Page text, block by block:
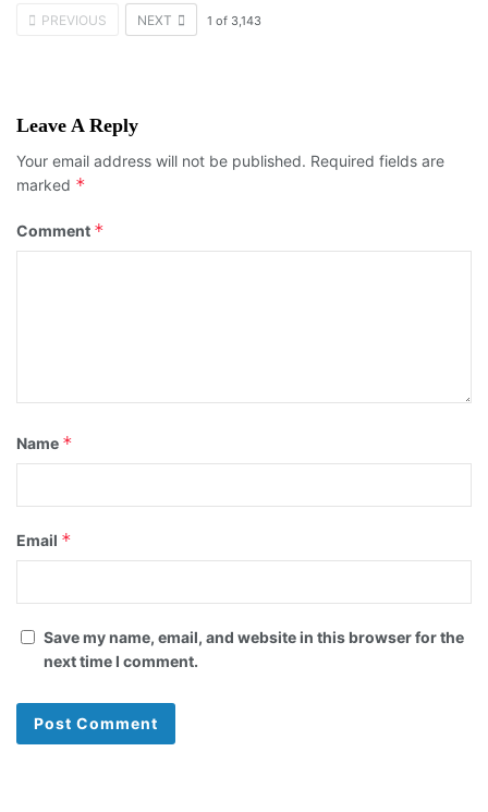
PREVIOUS NEXT 1 of 3,143
Leave A Reply
Your email address will not be published. Required fields are
marked *
Comment *
Name *
Email *
Save my name, email, and website in this browser for the
next time I comment.